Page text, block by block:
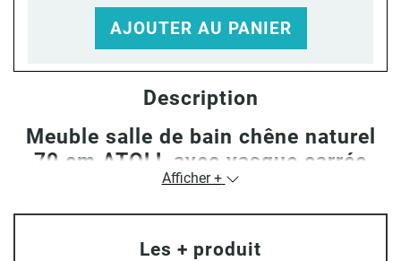
AJOUTER AU PANIER
Description
Meuble salle de bain chêne naturel
70 cm ATOLL avec vasque carrée
blanche, robinet chromé et miroir
Apportez une touche
à votre pièce d’eau avec laCollection ATOLL
Afficher +
Les + produit